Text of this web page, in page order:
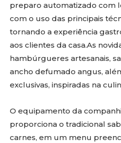
preparo automatizado com
com o uso das principais
tornando a experiência
aos clientes da casa.As
hambúrgueres artesanais,
ancho defumado angus,
exclusivas, inspiradas na
O equipamento da
proporciona o tradicional
carnes, em um menu